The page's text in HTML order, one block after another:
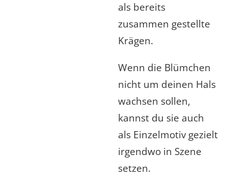
als bereits
zusammen gestellte
Krägen.
Wenn die Blümchen
nicht um deinen Hals
wachsen sollen,
kannst du sie auch
als Einzelmotiv gezielt
irgendwo in Szene
setzen.